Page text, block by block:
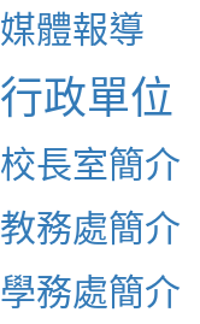
媒體報導
行政單位
校長室簡介
教務處簡介
學務處簡介